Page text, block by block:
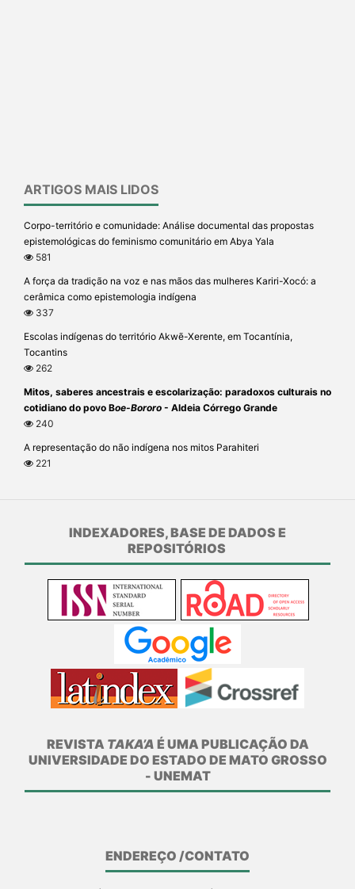
ARTIGOS MAIS LIDOS
Corpo-território e comunidade: Análise documental das propostas
epistemológicas do feminismo comunitário em Abya Yala
581
A força da tradição na voz e nas mãos das mulheres Kariri-Xocó: a
cerâmica como epistemologia indígena
337
Escolas indígenas do território Akwẽ-Xerente, em Tocantínia,
Tocantins
262
Mitos, saberes ancestrais e escolarização: paradoxos culturais no
cotidiano do povo Boe-Bororo - Aldeia Córrego Grande
240
A representação do não indígena nos mitos Parahiteri
221
INDEXADORES, BASE DE DADOS E
REPOSITÓRIOS
REVISTA TAKA’A É UMA PUBLICAÇÃO DA
UNIVERSIDADE DO ESTADO DE MATO GROSSO
- UNEMAT
ENDEREÇO /CONTATO